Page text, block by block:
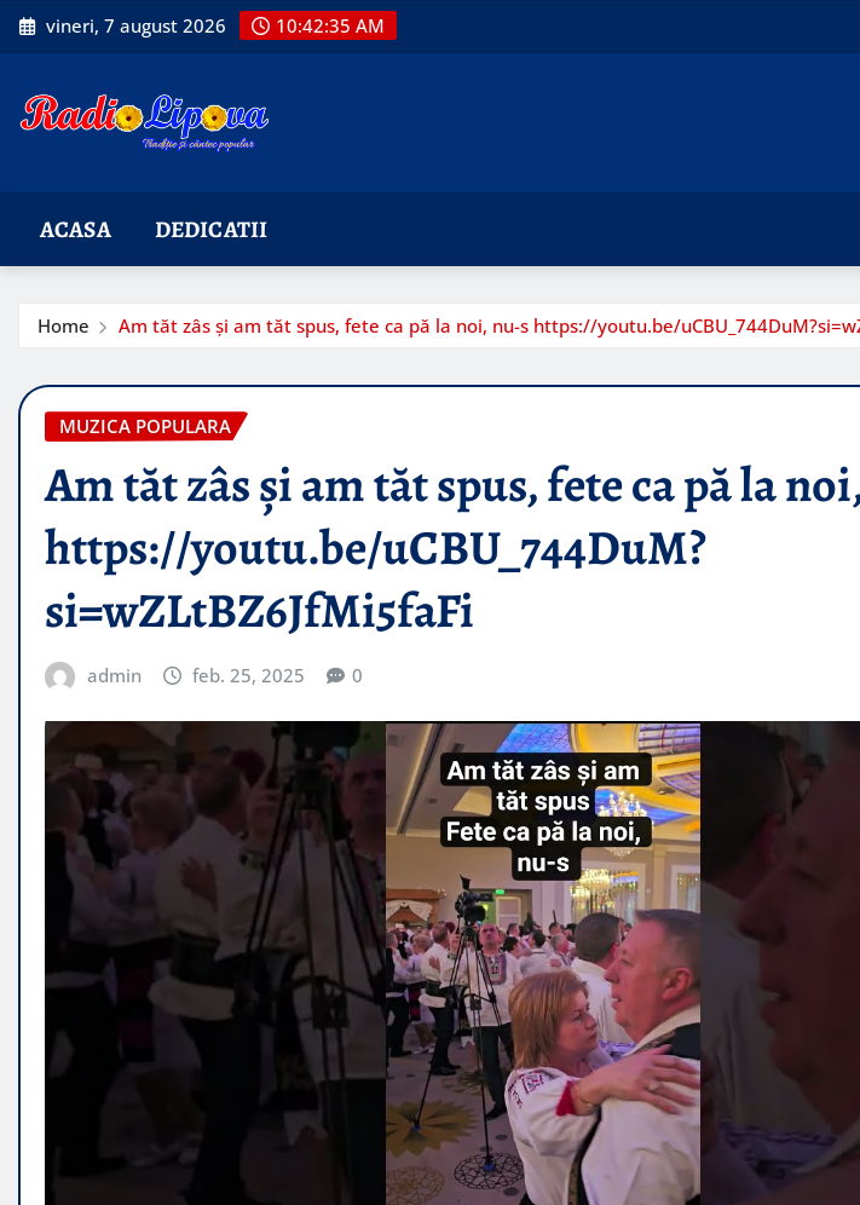
Skip
to
vineri, 7 august 2026 10:42:36 AM
ACASA DEDICATII
Home Am tăt zâs și am tăt spus, fete ca pă la noi, nu-s https://youtu.be/
MUZICA POPULARA
Am tăt zâs și am tăt spus, fete ca pă la
https://youtu.be/uCBU_744DuM?
si=wZLtBZ6JfMi5faFi
admin feb. 25, 2025 0